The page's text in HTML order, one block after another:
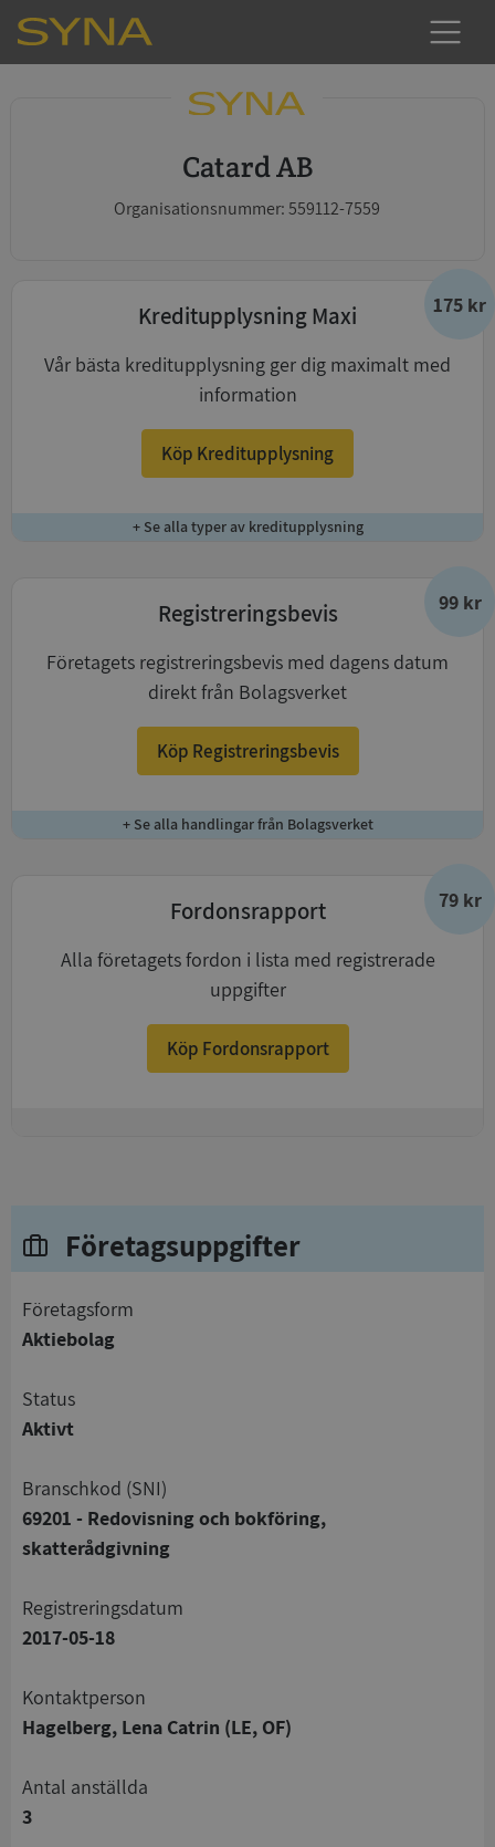
Catard AB
Organisationsnummer: 559112-7559
175 kr
Kreditupplysning Maxi
Vår bästa kreditupplysning ger dig maximalt med
information
Köp Kreditupplysning
+ Se alla typer av kreditupplysning
99 kr
Registreringsbevis
Företagets registreringsbevis med dagens datum
direkt från Bolagsverket
Köp Registreringsbevis
+ Se alla handlingar från Bolagsverket
79 kr
Fordonsrapport
Alla företagets fordon i lista med registrerade
uppgifter
Köp Fordonsrapport
Företagsuppgifter
företagsform
Aktiebolag
status
Aktivt
branschkod (SNI)
69201 - Redovisning och bokföring,
skatterådgivning
registreringsdatum
2017-05-18
Kontaktperson
Hagelberg, Lena Catrin (LE, OF)
Antal anställda
3